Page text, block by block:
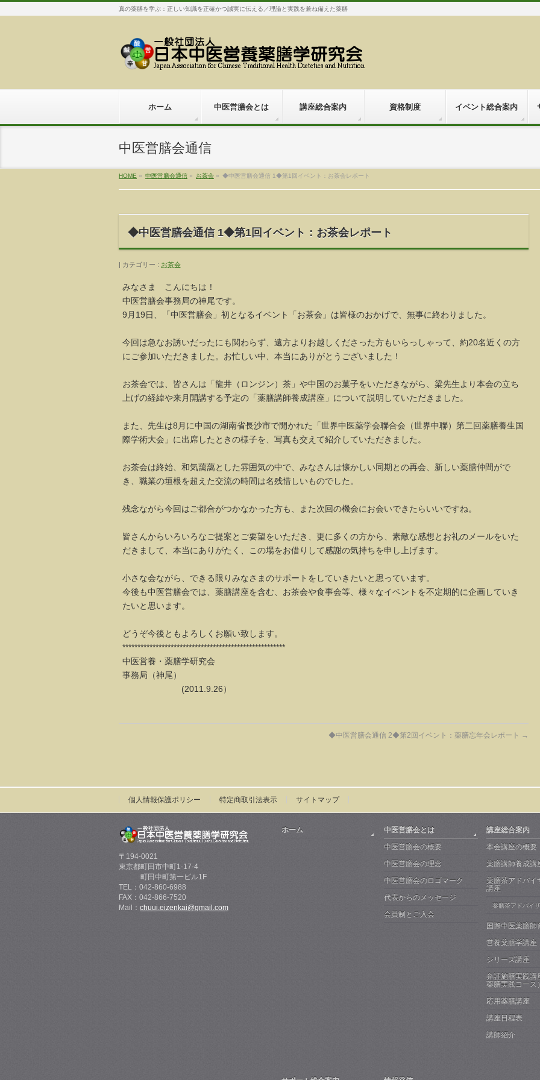
真の薬膳を学ぶ：正しい知識を正確かつ誠実に伝える／理論と実践を兼ね備えた薬膳
ホーム 中医営膳会とは 講座総合案内 資格制度 イベント総合案内
中医営膳会通信
HOME » 中医営膳会通信 » お茶会 »
カテゴリー : お茶会
みなさま こんにちは！
中医営膳会事務局の神尾です。
9月19日、「中医営膳会」初となるイベント「お茶会」は皆様のおかげで、無事に終わりました。
今回は急なお誘いだったにも関わらず、遠方よりお越しくださった方もいらっしゃって、約20名近くの方
にご参加いただきました。お忙しい中、本当にありがとうございました！
お茶会では、皆さんは「龍井（ロンジン）茶」や中国のお菓子をいただきながら、梁先生より本会の立ち
上げの経緯や来月開講する予定の「薬膳講師養成講座」について説明していただきました。
また、先生は8月に中国の湖南省長沙市で開かれた「世界中医薬学会聯合会（世界中聯）第二回薬膳養生国
際学術大会」に出席したときの様子を、写真も交えて紹介していただきました。
お茶会は終始、和気藹藹とした雰囲気の中で、みなさんは懐かしい同期との再会、新しい薬膳仲間がで
き、職業の垣根を超えた交流の時間は名残惜しいものでした。
残念ながら今回はご都合がつかなかった方も、また次回の機会にお会いできたらいいですね。
皆さんからいろいろなご提案とご要望をいただき、更に多くの方から、素敵な感想とお礼のメールをいた
だきまして、本当にありがたく、この場をお借りして感謝の気持ちを申し上げます。
小さな会ながら、できる限りみなさまのサポートをしていきたいと思っています。
今後も中医営膳会では、薬膳講座を含む、お茶会や食事会等、様々なイベントを不定期的に企画していき
たいと思います。
どうぞ今後ともよろしくお願い致します。
******************************************************
中医営養・薬膳学研究会
事務局（神尾）
(2011.9.26）
→
個人情報保護ポリシー 特定商取引法表示 サイトマップ
〒194-0021
東京都町田市中町1-17-4
町田中町第一ビル1F
TEL：042-860-6988
FAX：042-866-7520
Mail： chuui.eizenkai@gmail.com
ホーム
中医営膳会とは
中医営膳会の概要
中医営膳会の理念
中医営膳会のロゴマーク
代表からのメッセージ
会員制とご入会
講座総合案内
本会講座の概要
薬膳講師養成講
薬膳茶アドバイ
講座
薬膳茶アドバイ
国際中医薬膳師
営養薬膳学講座
シリーズ講座
弁証施膳実践講
薬膳実践コース）
応用薬膳講座
講座日程表
講師紹介